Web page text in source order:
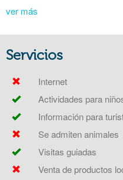
ver más
Servicios
Internet
Actividades para
Información para
Se admiten animales
Visitas guiadas
Venta de productos